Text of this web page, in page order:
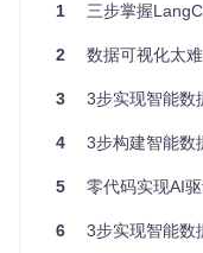
方式
方式
人工
交互复杂
需掌
手动
1 三步掌握LangChain
2 数据可视化太难？
3 3步实现智能数据
4 3步构建智能数
5 零代码实现AI驱动
6 3步实现智能数据可